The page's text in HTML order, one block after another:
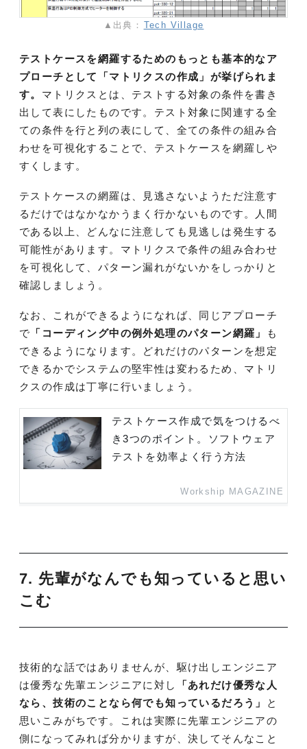
▲出典： Tech Village
テストケースを網羅するためのもっとも基本的なア
プローチとして「マトリクスの作成」が挙げられま
す。 マトリクスとは、テストする対象の条件を書き
出して表にしたものです。テスト対象に関連する全
ての条件を行と列の表にして、全ての条件の組み合
わせを可視化することで、テストケースを網羅しや
すくします。
テストケースの網羅は、見逃さないようただ注意す
るだけではなかなかうまく行かないものです。人間
である以上、どんなに注意しても見逃しは発生する
可能性があります。マトリクスで条件の組み合わせ
を可視化して、パターン漏れがないかをしっかりと
確認しましょう。
なお、これができるようになれば、同じアプローチ
で 「コーディング中の例外処理のパターン網羅」
も
できるようになります。どれだけのパターンを想定
できるかでシステムの堅牢性は変わるため、マトリ
クスの作成は丁寧に行いましょう。
テストケース作成で気をつけるべ
き3つのポイント。ソフトウェア
テストを効率よく行う方法
Workship MAGAZINE
7. 先輩がなんでも知っていると思い
こむ
技術的な話ではありませんが、駆け出しエンジニア
は優秀な先輩エンジニアに対し
「あれだけ優秀な人
なら、技術のことなら何でも知っているだろう」
と
思いこみがちです。これは実際に先輩エンジニアの
側になってみれば分かりますが、決してそんなこと